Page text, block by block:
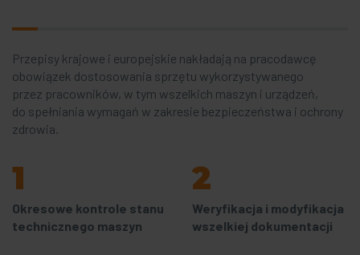
Przepisy krajowe i europejskie nakładają na pracodawcę
obowiązek dostosowania sprzętu wykorzystywanego
przez pracowników, w tym wszelkich maszyn i urządzeń,
do spełniania wymagań w zakresie bezpieczeństwa i ochrony
zdrowia.
1
Okresowe kontrole stanu
technicznego maszyn
2
Weryfikacja i modyfikacja
wszelkiej dokumentacji